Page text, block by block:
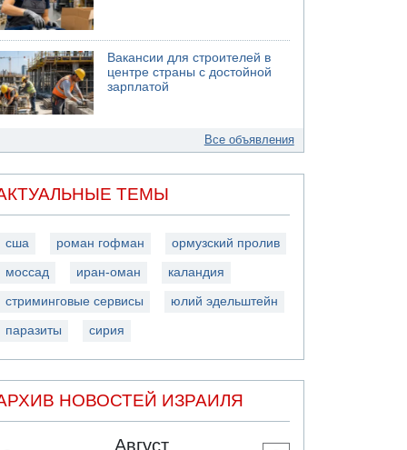
Вакансии для строителей в
центре страны с достойной
зарплатой
Все объявления
ТЕМЫ
сша роман гофман ормузский пролив
моссад иран-оман каландия
стриминговые сервисы юлий эдельштейн
паразиты сирия
НОВОСТЕЙ ИЗРАИЛЯ
Август